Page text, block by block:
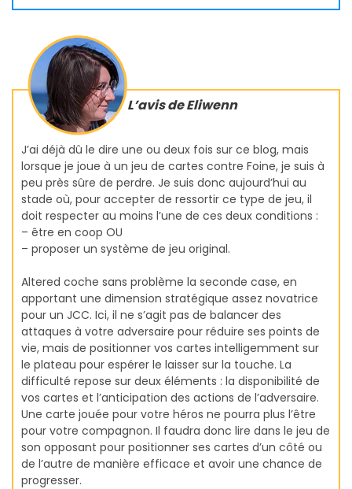
L’avis de Eliwenn
J’ai déjà dû le dire une ou deux fois sur ce blog, mais
lorsque je joue à un jeu de cartes contre Foine, je suis à
peu près sûre de perdre. Je suis donc aujourd’hui au
stade où, pour accepter de ressortir ce type de jeu, il
doit respecter au moins l’une de ces deux conditions :
– être en coop OU
– proposer un système de jeu original.
Altered coche sans problème la seconde case, en
apportant une dimension stratégique assez novatrice
pour un JCC. Ici, il ne s’agit pas de balancer des
attaques à votre adversaire pour réduire ses points de
vie, mais de positionner vos cartes intelligemment sur
le plateau pour espérer le laisser sur la touche. La
difficulté repose sur deux éléments : la disponibilité de
vos cartes et l’anticipation des actions de l’adversaire.
Une carte jouée pour votre héros ne pourra plus l’être
pour votre compagnon. Il faudra donc lire dans le jeu de
son opposant pour positionner ses cartes d’un côté ou
de l’autre de manière efficace et avoir une chance de
progresser.